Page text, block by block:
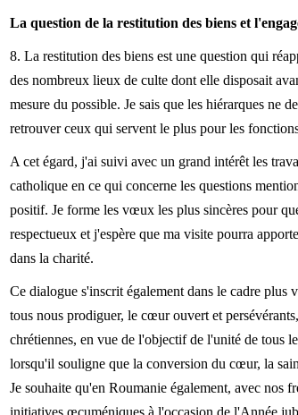
La question de la restitution des biens et
8. La restitution des biens est une question qui
des nombreux lieux de culte dont elle disposait
mesure du possible. Je sais que les hiérarques ne
retrouver ceux qui servent le plus pour les
A cet égard, j'ai suivi avec un grand intérêt les
catholique en ce qui concerne les questions
positif. Je forme les vœux les plus sincères pour
respectueux et j'espère que ma visite pourra
dans la charité.
Ce dialogue s'inscrit également dans le cadre plus
tous nous prodiguer, le cœur ouvert et
chrétiennes, en vue de l'objectif de l'unité de tous
lorsqu'il souligne que la conversion du cœur, la
Je souhaite qu'en Roumanie également, avec nos
initiatives œcuméniques à l'occasion de l'Année